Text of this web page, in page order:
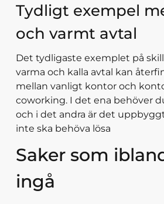
Tydligt exempel
och varmt avtal
Det tydligaste exemplet på
varma och kalla avtal kan
mellan vanligt kontor och
coworking. I det ena behöver
och i det andra är det
inte ska behöva lösa
Saker som
ingå